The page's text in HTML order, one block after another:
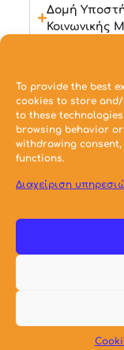
To provide the best
cookies to store
to these
browsing behavior
withdrawing
functions.
Διαχείριση
Δομή
Κοινωνικής
Πολιτισμός